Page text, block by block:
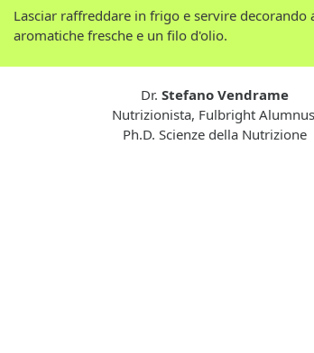
Lasciar raffreddare in frigo e servire
aromatiche fresche e un filo d'olio.
Dr.Stefano Vendrame
Nutrizionista, Fulbright
Ph.D. Scienze della Nutrizione